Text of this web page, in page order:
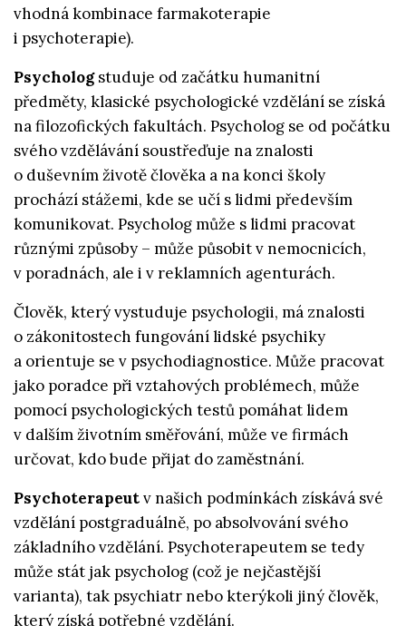
vhodná kombinace farmakoterapie
i psychoterapie).
Psychologstuduje od začátku humanitní
předměty, klasické psychologické vzdělání se získá
na filozofických fakultách. Psycholog se od počátku
svého vzdělávání soustřeďuje na znalosti
o duševním životě člověka a na konci školy
prochází stážemi, kde se učí s lidmi především
komunikovat. Psycholog může s lidmi pracovat
různými způsoby – může působit v nemocnicích,
v poradnách, ale i v reklamních agenturách.
Člověk, který vystuduje psychologii, má znalosti
o zákonitostech fungování lidské psychiky
a orientuje se v psychodiagnostice. Může pracovat
jako poradce při vztahových problémech, může
pomocí psychologických testů pomáhat lidem
v dalším životním směřování, může ve firmách
určovat, kdo bude přijat do zaměstnání.
Psychoterapeutv našich podmínkách získává své
vzdělání postgraduálně, po absolvování svého
základního vzdělání. Psychoterapeutem se tedy
může stát jak psycholog (což je nejčastější
varianta), tak psychiatr nebo kterýkoli jiný člověk,
který získá potřebné vzdělání.